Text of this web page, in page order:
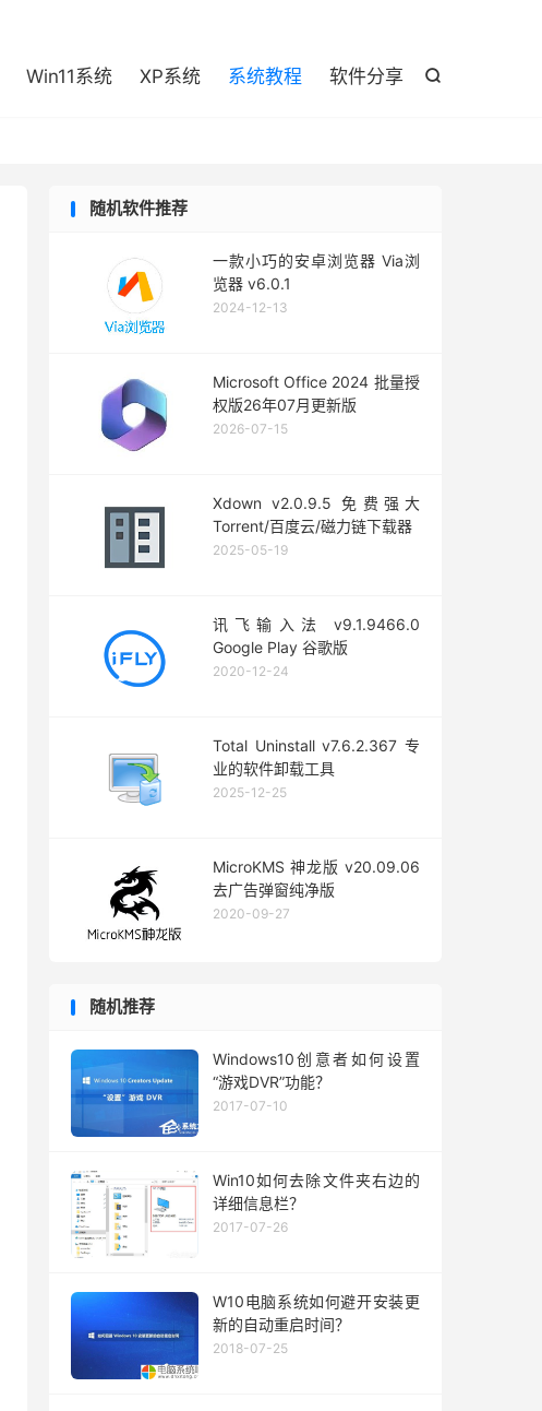

Win11系统 XP系统 系统教程 软件分享
随机软件推荐
一款小巧的安卓浏览器 Via浏
览器 v6.0.1
2024-12-13
Microsoft Office 2024 批量授
权版26年07月更新版
2026-07-15
Xdown v2.0.9.5 免费强大
Torrent/百度云/磁力链下载器
2025-05-19
讯飞输入法 v9.1.9466.0
Google Play 谷歌版
2020-12-24
Total Uninstall v7.6.2.367 专
业的软件卸载工具
2025-12-25
MicroKMS 神龙版 v20.09.06
去广告弹窗纯净版
2020-09-27
随机推荐
Windows10创意者如何设置
“游戏DVR”功能？
2017-07-10
Win10如何去除文件夹右边的
详细信息栏？
2017-07-26
W10电脑系统如何避开安装更
新的自动重启时间？
2018-07-25